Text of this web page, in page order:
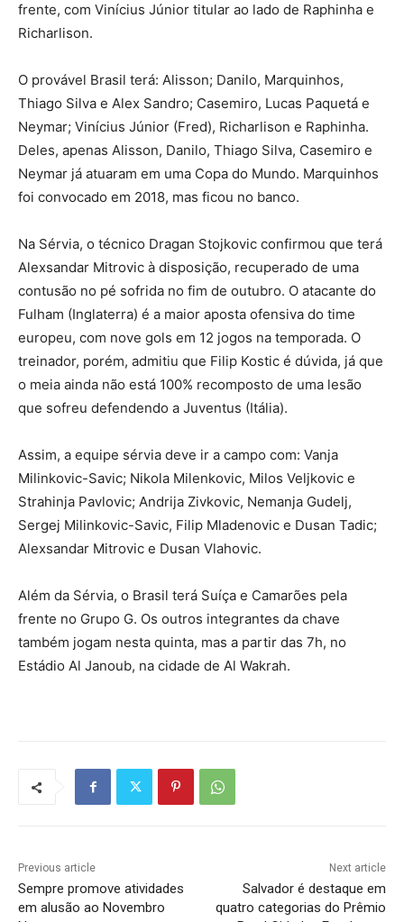
frente, com Vinícius Júnior titular ao lado de Raphinha e
Richarlison.
O provável Brasil terá: Alisson; Danilo, Marquinhos,
Thiago Silva e Alex Sandro; Casemiro, Lucas Paquetá e
Neymar; Vinícius Júnior (Fred), Richarlison e Raphinha.
Deles, apenas Alisson, Danilo, Thiago Silva, Casemiro e
Neymar já atuaram em uma Copa do Mundo. Marquinhos
foi convocado em 2018, mas ficou no banco.
Na Sérvia, o técnico Dragan Stojkovic confirmou que terá
Alexsandar Mitrovic à disposição, recuperado de uma
contusão no pé sofrida no fim de outubro. O atacante do
Fulham (Inglaterra) é a maior aposta ofensiva do time
europeu, com nove gols em 12 jogos na temporada. O
treinador, porém, admitiu que Filip Kostic é dúvida, já que
o meia ainda não está 100% recomposto de uma lesão
que sofreu defendendo a Juventus (Itália).
Assim, a equipe sérvia deve ir a campo com: Vanja
Milinkovic-Savic; Nikola Milenkovic, Milos Veljkovic e
Strahinja Pavlovic; Andrija Zivkovic, Nemanja Gudelj,
Sergej Milinkovic-Savic, Filip Mladenovic e Dusan Tadic;
Alexsandar Mitrovic e Dusan Vlahovic.
Além da Sérvia, o Brasil terá Suíça e Camarões pela
frente no Grupo G. Os outros integrantes da chave
também jogam nesta quinta, mas a partir das 7h, no
Estádio Al Janoub, na cidade de Al Wakrah.
Previous article
Sempre promove atividades
em alusão ao Novembro
Next article
Salvador é destaque em
quatro categorias do Prêmio